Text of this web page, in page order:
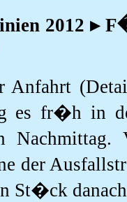
2012 ▸
Anfahrt
es fr�h in
Nachmittag.
der
St�ck